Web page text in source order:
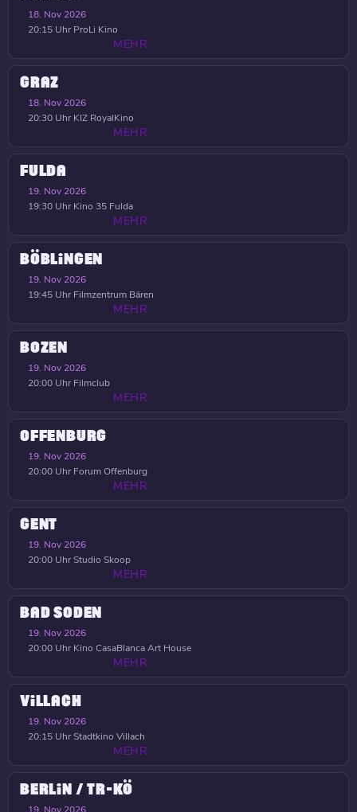
18. Nov 2026
20:15 Uhr ProLi Kino
MEHR
GRAZ
18. Nov 2026
20:30 Uhr KIZ RoyalKino
MEHR
FULDA
19. Nov 2026
19:30 Uhr Kino 35 Fulda
MEHR
BÖBLINGEN
19. Nov 2026
19:45 Uhr Filmzentrum Bären
MEHR
BOZEN
19. Nov 2026
20:00 Uhr Filmclub
MEHR
OFFENBURG
19. Nov 2026
20:00 Uhr Forum Offenburg
MEHR
GENT
19. Nov 2026
20:00 UhrStudio Skoop
MEHR
BAD SODEN
19. Nov 2026
20:00 Uhr Kino CasaBlanca Art House
MEHR
VILLACH
19. Nov 2026
20:15 UhrStadtkino Villach
MEHR
BERLIN / TR-KÖ
19. Nov 2026